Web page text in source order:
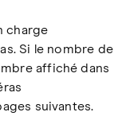
charge
Si le nombre de
affiché dans
suivantes.